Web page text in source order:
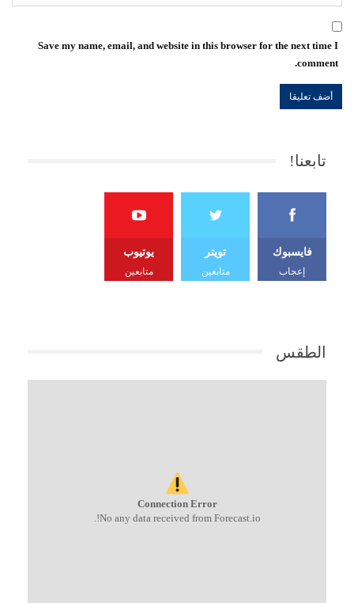
Save my name, email, and website in this browser for the next time I
comment.
تابعنا!
فايسبوك
إعجاب
تويتر
متابعين
يوتيوب
متابعين
الطقس
Connection Error
No any data received from Forecast.io!.